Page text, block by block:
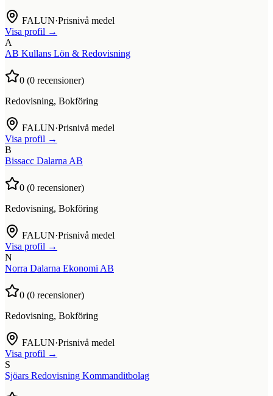
FALUN·Prisnivå medel
Visa profil →
A
AB Kullans Lön & Redovisning
0 (0 recensioner)
Redovisning, Bokföring
FALUN·Prisnivå medel
Visa profil →
B
Bissacc Dalarna AB
0 (0 recensioner)
Redovisning, Bokföring
FALUN·Prisnivå medel
Visa profil →
N
Norra Dalarna Ekonomi AB
0 (0 recensioner)
Redovisning, Bokföring
FALUN·Prisnivå medel
Visa profil →
S
Sjöars Redovisning Kommanditbolag